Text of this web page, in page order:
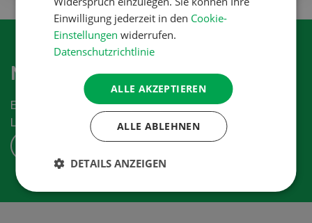
Newsletter abonnieren
Erhalten Sie die aktuellen News aus der
Landwirtschaftsbranche.
ABONNIEREN
Einwilligung jederzeit in den Cookie-
Einstellungen widerrufen.
Datenschutzrichtlinie
ALLE AKZEPTIEREN
ALLE ABLEHNEN
DETAILS ANZEIGEN